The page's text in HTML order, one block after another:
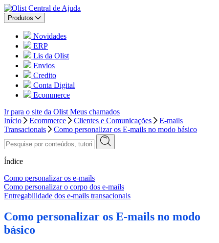
Central de Ajuda
Produtos
Novidades
ERP
Lis da Olist
Envios
Credito
Conta Digital
Ecommerce
Ir para o site da Olist Meus chamados
Início
Ecommerce Clientes e Comunicações
E-mails
Transacionais
Como personalizar os E-mails no modo básico
Índice
Como personalizar os e-mails
Como personalizar o corpo dos e-mails
Entregabilidade dos e-mails transacionais
Como personalizar os E-mails no modo
básico